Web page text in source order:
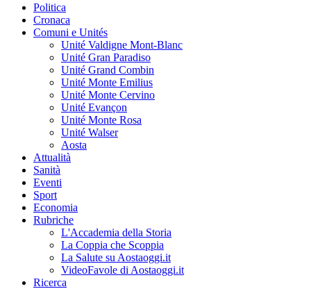
Politica
Cronaca
Comuni e Unités
Unité Valdigne Mont-Blanc
Unité Gran Paradiso
Unité Grand Combin
Unité Monte Emilius
Unité Monte Cervino
Unité Evançon
Unité Monte Rosa
Unité Walser
Aosta
Attualità
Sanità
Eventi
Sport
Economia
Rubriche
L'Accademia della Storia
La Coppia che Scoppia
La Salute su Aostaoggi.it
VideoFavole di Aostaoggi.it
Ricerca